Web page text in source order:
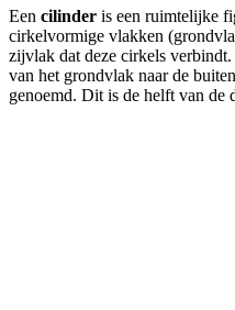
Een cilinder is een ruimtelijke
cirkelvormige vlakken
zijvlak dat deze cirkels
van het grondvlak naar de
genoemd. Dit is de helft van de